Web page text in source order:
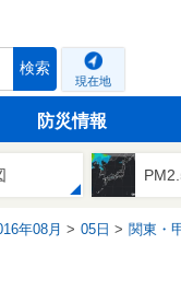
検索
現在地
防災情報
年08月 05日 関東・